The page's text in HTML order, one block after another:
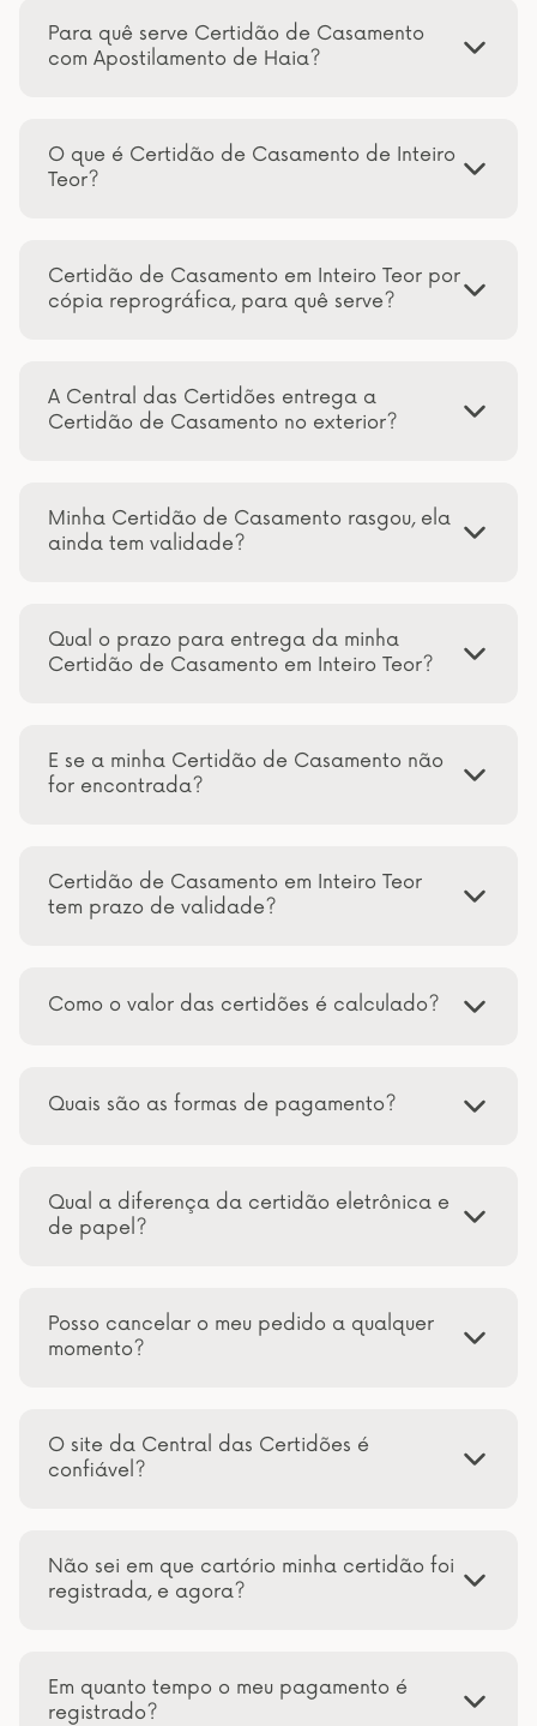
Para quê serve Certidão de Casamento
com Apostilamento de Haia?
O que é Certidão de Casamento de Inteiro
Teor?
Certidão de Casamento em Inteiro Teor por
cópia reprográfica, para quê serve?
A Central das Certidões entrega a
Certidão de Casamento no exterior?
Minha Certidão de Casamento rasgou, ela
ainda tem validade?
Qual o prazo para entrega da minha
Certidão de Casamento em Inteiro Teor?
E se a minha Certidão de Casamento não
for encontrada?
Certidão de Casamento em Inteiro Teor
tem prazo de validade?
Como o valor das certidões é calculado?
Quais são as formas de pagamento?
Qual a diferença da certidão eletrônica e
de papel?
Posso cancelar o meu pedido a qualquer
momento?
O site da Central das Certidões é
confiável?
Não sei em que cartório minha certidão foi
registrada, e agora?
Em quanto tempo o meu pagamento é
registrado?